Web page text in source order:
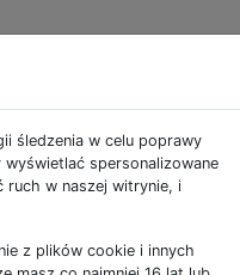
się w
śledzenia w celu poprawy
spersonalizowane
ruch w naszej witrynie, i
z plików cookie i innych